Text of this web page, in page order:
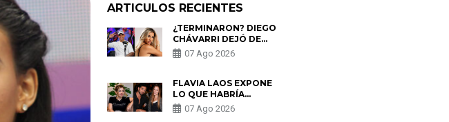
ARTICULOS RECIENTES
¿TERMINARON? DIEGO
CHÁVARRI DEJÓ DE
SEGUIR A GABRIELA
HERRERA Y ANUNCIA SU
07 Ago 2026
FLAVIA LAOS EXPONE
LO QUE HABRÍA
BUSCADO PABLO
HEREDIA CON ALE
07 Ago 2026